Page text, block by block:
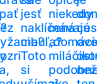
jesť
naklíčená
cibuľa?
Toto
si
niekedy
mávajú
než